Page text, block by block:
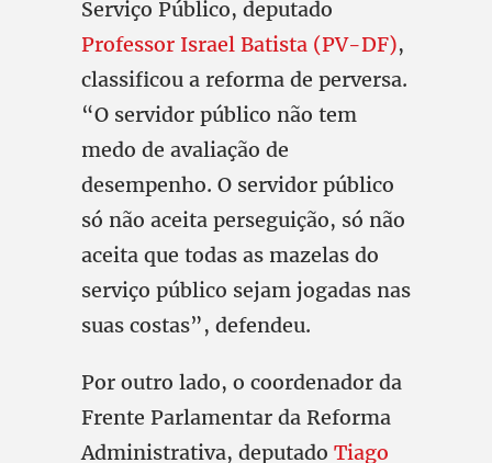
Serviço Público, deputado
Professor Israel Batista (PV-DF),
classificou a reforma de perversa.
“O servidor público não tem
medo de avaliação de
desempenho. O servidor público
só não aceita perseguição, só não
aceita que todas as mazelas do
serviço público sejam jogadas nas
suas costas”, defendeu.
Por outro lado, o coordenador da
Frente Parlamentar da Reforma
Administrativa, deputado Tiago